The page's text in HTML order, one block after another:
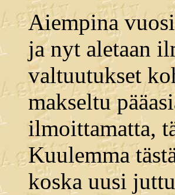
Aiempina
ja nyt aletaan
valtuutukset
makseltu
ilmoittamatta,
Kuulemma
koska uusi